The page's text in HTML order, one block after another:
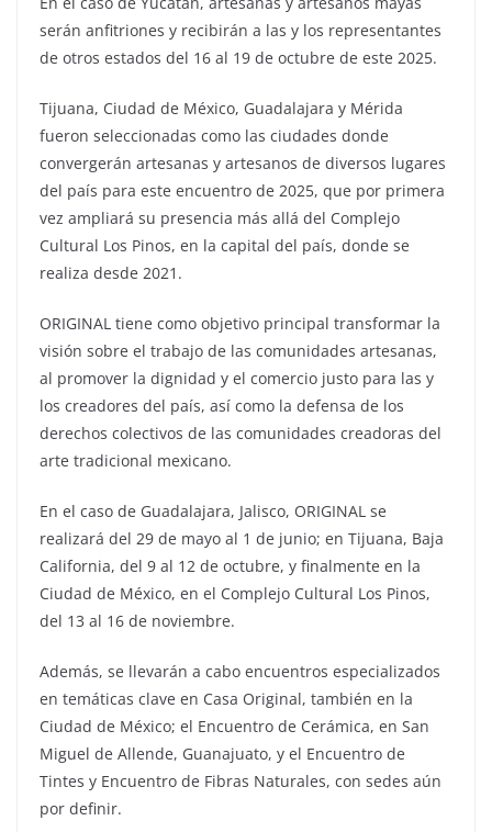
serán anfitriones y recibirán a las y los representantes
de otros estados del 16 al 19 de octubre de este 2025.
Tijuana, Ciudad de México, Guadalajara y Mérida
fueron seleccionadas como las ciudades donde
convergerán artesanas y artesanos de diversos lugares
del país para este encuentro de 2025, que por primera
vez ampliará su presencia más allá del Complejo
Cultural Los Pinos, en la capital del país, donde se
realiza desde 2021.
ORIGINAL tiene como objetivo principal transformar la
visión sobre el trabajo de las comunidades artesanas,
al promover la dignidad y el comercio justo para las y
los creadores del país, así como la defensa de los
derechos colectivos de las comunidades creadoras del
arte tradicional mexicano.
En el caso de Guadalajara, Jalisco, ORIGINAL se
realizará del 29 de mayo al 1 de junio; en Tijuana, Baja
California, del 9 al 12 de octubre, y finalmente en la
Ciudad de México, en el Complejo Cultural Los Pinos,
del 13 al 16 de noviembre.
Además, se llevarán a cabo encuentros especializados
en temáticas clave en Casa Original, también en la
Ciudad de México; el Encuentro de Cerámica, en San
Miguel de Allende, Guanajuato, y el Encuentro de
Tintes y Encuentro de Fibras Naturales, con sedes aún
por definir.